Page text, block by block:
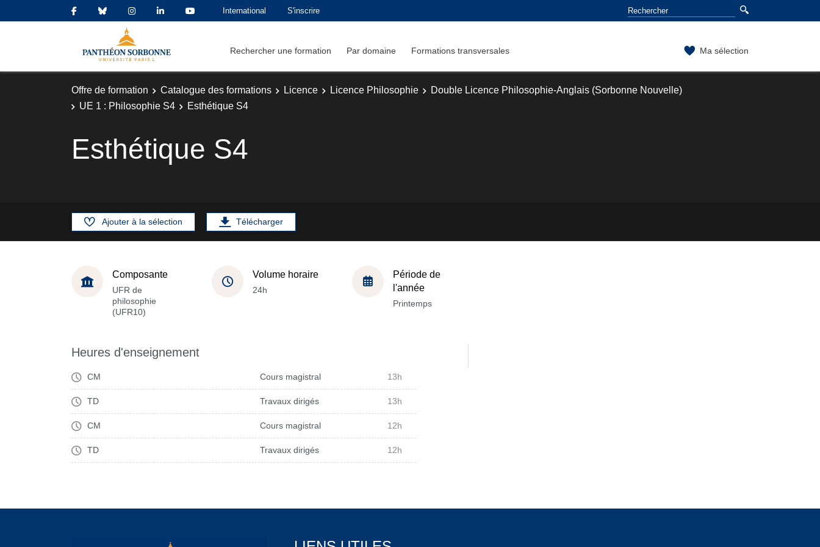
International S'inscrire
Rechercher une formation Par domaine Formations transversales Ma sélection
Offre de formation Catalogue des formations Licence Licence Philosophie
Double Licence Philosophie-Anglais (Sorbonne Nouvelle)
UE 1 : Philosophie S4
Esthétique S4
Esthétique S4
Ajouter à la sélection Télécharger
Composante
UFR de
philosophie
(UFR10)
Volume horaire
24h
Période de
l'année
Printemps
Heures d'enseignement
CM Cours magistral 13h
TD Travaux dirigés 13h
CM Cours magistral 12h
TD Travaux dirigés 12h